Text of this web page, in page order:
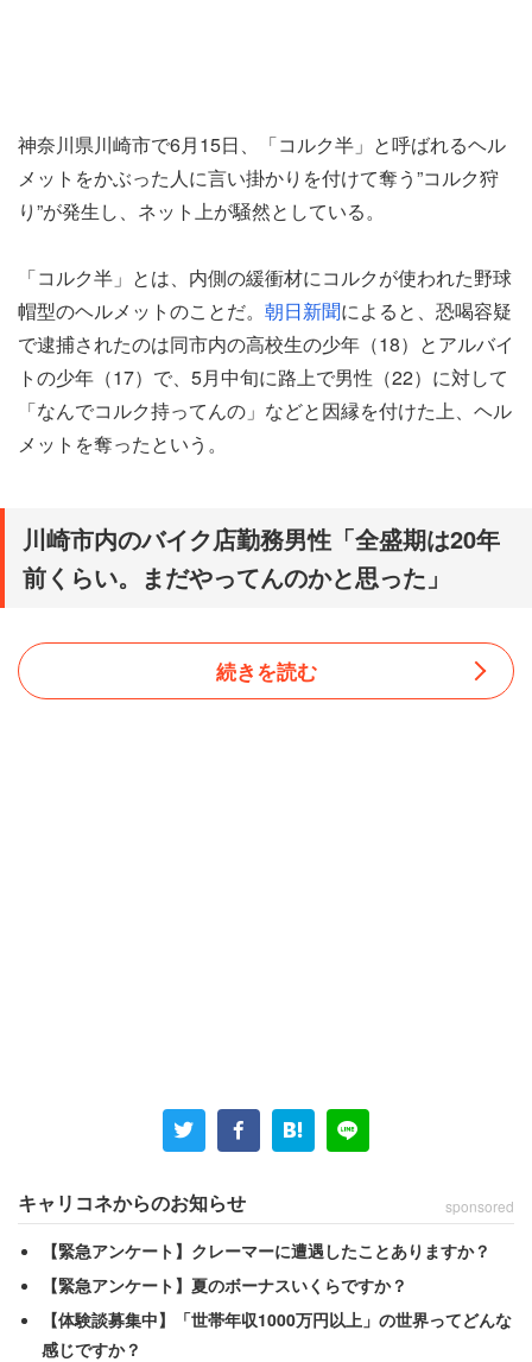
神奈川県川崎市で6月15日、「コルク半」と呼ばれるヘル
メットをかぶった人に言い掛かりを付けて奪う”コルク狩
り”が発生し、ネット上が騒然としている。
「コルク半」とは、内側の緩衝材にコルクが使われた野球
帽型のヘルメットのことだ。 朝日新聞によると、恐喝容疑
で逮捕されたのは同市内の高校生の少年（18）とアルバイ
トの少年（17）で、5月中旬に路上で男性（22）に対して
「なんでコルク持ってんの」などと因縁を付けた上、ヘル
メットを奪ったという。
川崎市内のバイク店勤務男性「全盛期は20年
前くらい。まだやってんのかと思った」
どと言い掛かりを付け、バイクやヘルメットを奪った事件
少年らがそこまで「コルク半」に執着するなぜだろうか。
川崎市内のバイク店に勤務する男性は「コルクをかぶって
いるのはヤンキーの印みたいな風潮が昔はあった」と説明
する。
続きを読む
キャリコネからのお知らせ sponsored
【緊急アンケート】クレーマーに遭遇したことありますか？
【緊急アンケート】夏のボーナスいくらですか？
【体験談募集中】「世帯年収1000万円以上」の世界ってどんな
感じですか？